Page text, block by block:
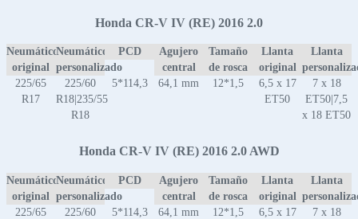
Honda CR-V IV (RE) 2016 2.0
Neumático
original
Neumático
personalizado
PCD
Agujero
central
Tamaño
de rosca
Llanta
original
Llanta
225/65
R17
225/60
R18|235/55
R18
5*114,3 64,1 mm 12*1,5
6,5 x 17
ET50
7 x 18
ET50|7,5
x 18 ET50
Honda CR-V IV (RE) 2016 2.0 AWD
Neumático
original
Neumático
personalizado
PCD
Agujero
central
Tamaño
de rosca
Llanta
original
Llanta
225/65
225/60
5*114,3 64,1 mm 12*1,5
6,5 x 17
7 x 18